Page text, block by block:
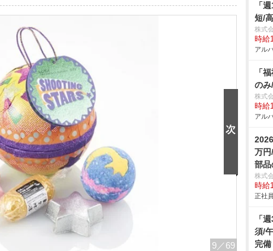
9 ／69
「
短/
株式
時給
アル
「
のみ
株式
時給
アル
万円
部
株式
時給
正社
「
須/
完備